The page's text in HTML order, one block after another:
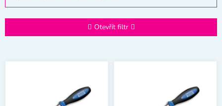
z
n
p
Otevřít filtr
V